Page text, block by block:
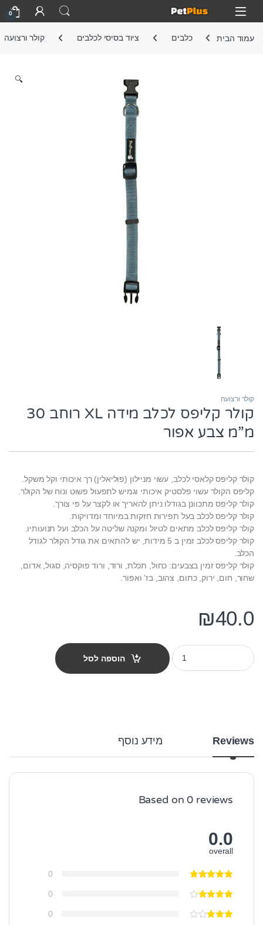
Skip to navigation
Skip to content
Open
0
עמוד הבית כלבים ציוד בסיסי לכלבים קולר ורצועה
🔍
קולר ורצועה
קולר קליפס לכלב מידה XL רוחב 30
מ”מ צבע אפור
קולר קליפס קלאסי לכלב, עשוי מניילון (פוליאלין) רך איכותי וקל משקל.
קליפס הקולר עשוי פלסטיק איכותי וגמיש לתפעול פשוט ונוח של הקולר.
קולר קליפס מתכוונן בגודלו ניתן להאריך או לקצר על פי צורך.
קולר קליפס לכלב בעל תפירות חזקות במיוחד ומדויקות.
קולר קליפס לכלב מתאים לטיול ומקנה שליטה על הכלב ועל תנועותיו.
קולר קליפס לכלב זמין ב 5 מידות, יש להתאים את גודל הקולר לגודל
הכלב.
קולר קליפס זמין בצבעים: כחול, תכלת, ורוד, ורוד פוקסיה, סגול, אדום,
שחור, חום, ירוק, כתום, צהוב, בז’ ואפור.
₪40.0
קולר קליפס לכלב מידה XL רוחב 30 מ"מ צבע אפור quantity
הוספה לסל
Reviews מידע נוסף
Based on 0 reviews
0.0
overall
0
0
0